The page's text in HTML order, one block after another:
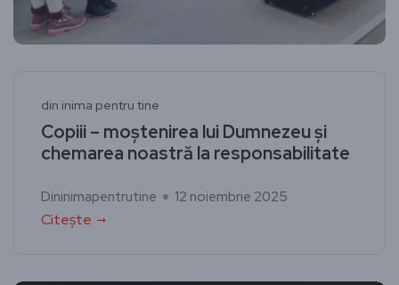
din inima pentru tine
Copiii – moștenirea lui Dumnezeu și
chemarea noastră la responsabilitate
Dininimapentrutine 12 noiembrie 2025
Citește